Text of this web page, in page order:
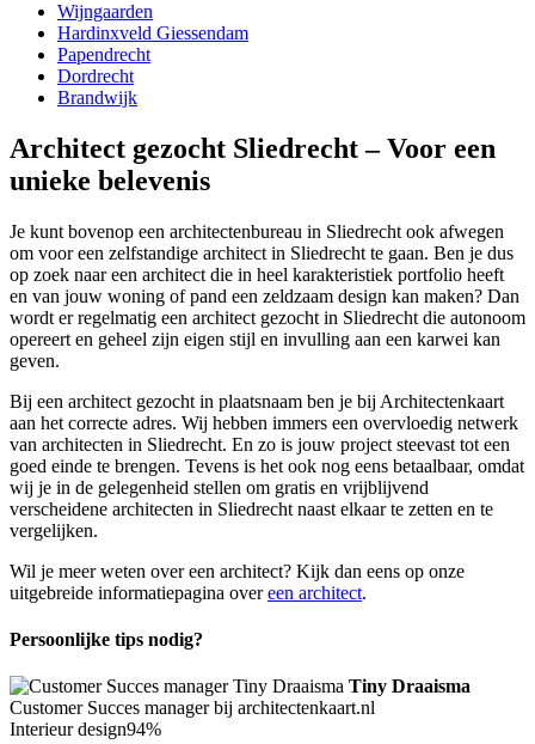
Wijngaarden
Hardinxveld Giessendam
Papendrecht
Dordrecht
Brandwijk
Architect gezocht Sliedrecht – Voor een
unieke belevenis
Je kunt bovenop een architectenbureau in Sliedrecht ook afwegen
om voor een zelfstandige architect in Sliedrecht te gaan. Ben je dus
op zoek naar een architect die in heel karakteristiek portfolio heeft
en van jouw woning of pand een zeldzaam design kan maken? Dan
wordt er regelmatig een architect gezocht in Sliedrecht die autonoom
opereert en geheel zijn eigen stijl en invulling aan een karwei kan
geven.
Bij een architect gezocht in plaatsnaam ben je bij Architectenkaart
aan het correcte adres. Wij hebben immers een overvloedig netwerk
van architecten in Sliedrecht. En zo is jouw project steevast tot een
goed einde te brengen. Tevens is het ook nog eens betaalbaar, omdat
wij je in de gelegenheid stellen om gratis en vrijblijvend
verscheidene architecten in Sliedrecht naast elkaar te zetten en te
vergelijken.
Wil je meer weten over een architect? Kijk dan eens op onze
uitgebreide informatiepagina overeen architect.
Persoonlijke tips nodig?
Tiny Draaisma
Customer Succes manager bij architectenkaart.nl
Interieur design94%